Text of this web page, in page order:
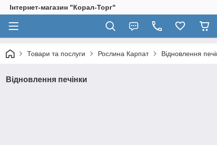
Інтернет-магазин "Корал-Торг"
Товари та послуги Рослина Карпат Відновлення
Відновлення печінки